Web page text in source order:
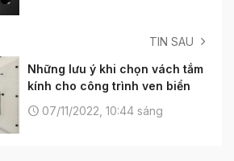
TIN SAU
Những lưu ý khi chọn vách tắm
kính cho công trình ven biển
07/11/2022, 10:44 sáng